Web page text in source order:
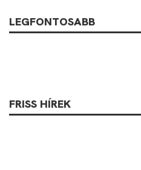
LEGFONTOSABB
FRISS HÍREK